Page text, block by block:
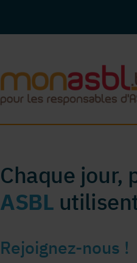
Chaque jour,
ASBL
Rejoignez-nous !